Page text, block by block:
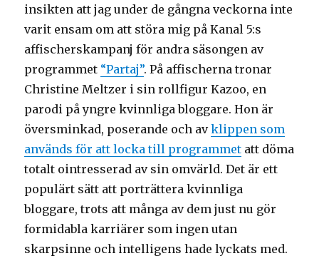
insikten att jag under de gångna veckorna inte
varit ensam om att störa mig på Kanal 5:s
affischerskampanj för andra säsongen av
programmet “Partaj”. På affischerna tronar
Christine Meltzer i sin rollfigur Kazoo, en
parodi på yngre kvinnliga bloggare. Hon är
översminkad, poserande och avklippen som
används för att locka till programmet att döma
totalt ointresserad av sin omvärld. Det är ett
populärt sätt att porträttera kvinnliga
bloggare, trots att många av dem just nu gör
formidabla karriärer som ingen utan
skarpsinne och intelligens hade lyckats med.